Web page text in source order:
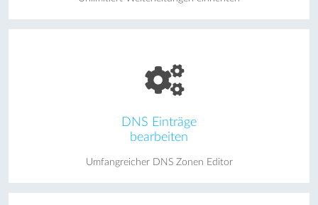
DNS Einträge
bearbeiten
Umfangreicher DNS Zonen Editor